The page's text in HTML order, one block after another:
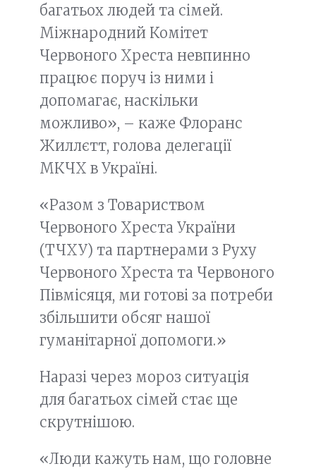
багатьох людей та сімей.
Міжнародний Комітет
Червоного Хреста невпинно
працює поруч із ними і
допомагає, наскільки
можливо», – каже Флоранс
Жиллєтт, голова делегації
МКЧХ в Україні.
«Разом з Товариством
Червоного Хреста України
(ТЧХУ) та партнерами з Руху
Червоного Хреста та Червоного
Півмісяця, ми готові за потреби
збільшити обсяг нашої
гуманітарної допомоги.»
Наразі через мороз ситуація
для багатьох сімей стає ще
скрутнішою.
«Люди кажуть нам, що головне